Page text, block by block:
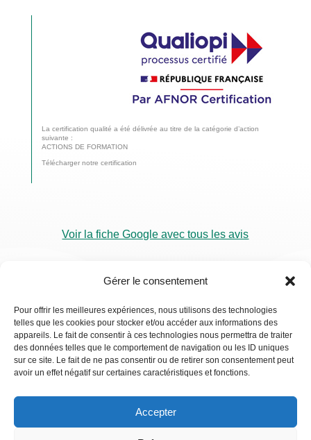
Gérer le consentement
Pour offrir les meilleures expériences, nous utilisons des technologies
telles que les cookies pour stocker et/ou accéder aux informations des
appareils. Le fait de consentir à ces technologies nous permettra de traiter
des données telles que le comportement de navigation ou les ID uniques
sur ce site. Le fait de ne pas consentir ou de retirer son consentement peut
avoir un effet négatif sur certaines caractéristiques et fonctions.
Accepter
La certification qualité a été délivrée au titre de la catégorie d’action
suivante :
ACTIONS DE FORMATION
Télécharger notre certification
Voir la fiche Google avec tous les avis
RDV
Visio